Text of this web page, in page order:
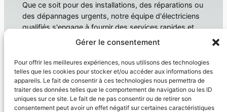
Gérer le consentement
Pour offrir les meilleures expériences, nous utilisons des technologies
telles que les cookies pour stocker et/ou accéder aux informations des
appareils. Le fait de consentir à ces technologies nous permettra de
traiter des données telles que le comportement de navigation ou les ID
uniques sur ce site. Le fait de ne pas consentir ou de retirer son
consentement peut avoir un effet négatif sur certaines caractéristiques
Que ce soit pour des installations, des réparations ou
des dépannages urgents, notre équipe d'électriciens
qualifiés s'engage à fournir des services rapides et
fiables. Électricien Le Grau-du-Roi
À propos
Domotique
Électricien
Produit
Confidentialité
Politique de confidentialité
Conditions générales
Nous contacter